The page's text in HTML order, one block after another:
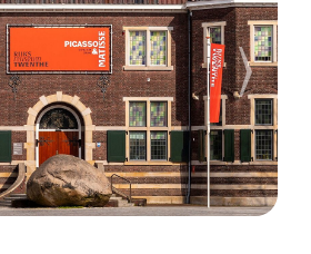
zijn om te zwemmen of te kanoën.
lokale flora en fauna te ontdekken, die
regio. Onze Capfun teams adviseren u
en onmisbare activiteiten om van
ervaring te maken. Bereid u
in het hart van Nederland, tussen